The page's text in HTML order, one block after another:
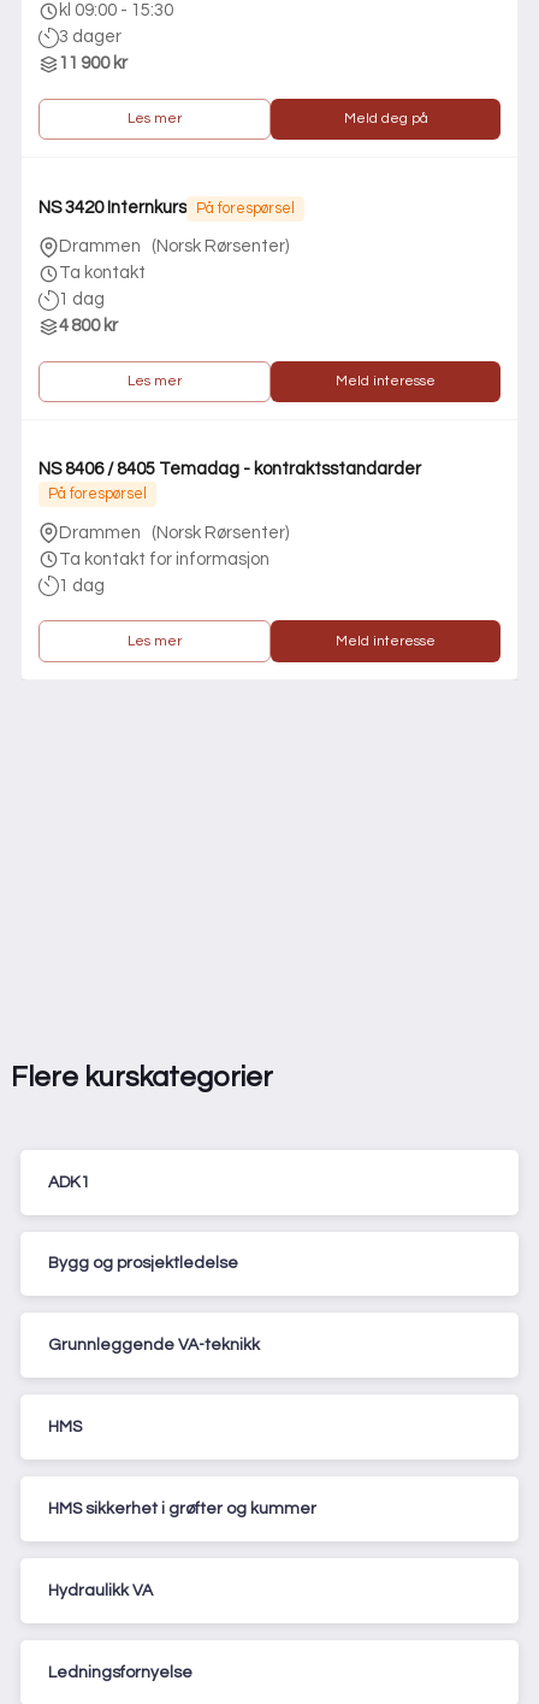
kl 09:00 - 15:30
3 dager
11 900 kr
Les mer Meld deg på
NS 3420 Internkurs På forespørsel
Drammen ( Norsk Rørsenter)
Ta kontakt
1 dag
4 800 kr
Les mer Meld interesse
NS 8406 / 8405 Temadag - kontraktsstandarder
På forespørsel
Drammen ( Norsk Rørsenter)
Ta kontakt for informasjon
1 dag
Les mer Meld interesse
Flere kurskategorier
ADK1
Bygg og prosjektledelse
Grunnleggende VA-teknikk
HMS
HMS sikkerhet i grøfter og kummer
Hydraulikk VA
Ledningsfornyelse